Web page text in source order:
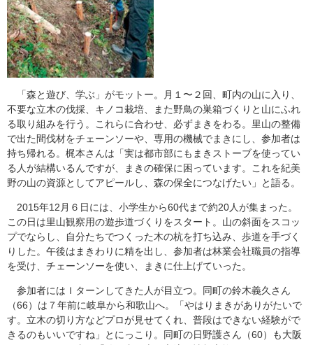
「森と遊び、学ぶ」がモットー。月１〜２回、町内の山に入り、
不要な立木の伐採、キノコ栽培、また野鳥の巣箱づくりと山にふれ
る取り組みを行う。これらに合わせ、必ずまきをわる。里山の整備
で出た間伐材をチェーンソーや、専用の機械でまきにし、参加者は
持ち帰れる。梶本さんは「実は都市部にもまきストーブを使ってい
る人が結構いるんですが、まきの確保に困っています。これを紀美
野の山の資源としてアピールし、森の保全につなげたい」と語る。
2015年12月６日には、小学生から60代まで約20人が集まった。
この日は里山観察用の遊歩道づくりをスタート。山の斜面をスコッ
プでならし、自分たちでつくった木の杭を打ち込み、歩道を手づく
りした。午後はまきわりに精を出し、参加者は林業会社職員の指導
を受け、チェーンソーを使い、まきに仕上げていった。
参加者にはＩターンしてきた人が目立つ。同町の鈴木義久さん
（66）は７年前に岐阜から和歌山へ。「やはりまきがありがたいで
す。立木の切り方などプロが見せてくれ、普段はできない経験がで
きるのもいいですね」とにっこり。同町の日野護さん（60）も大阪